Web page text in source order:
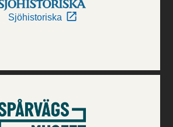
Sjöhistoriska